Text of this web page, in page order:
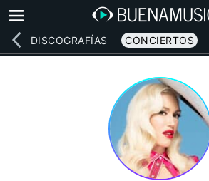
DISCOGRAFÍAS CONCIERTOS